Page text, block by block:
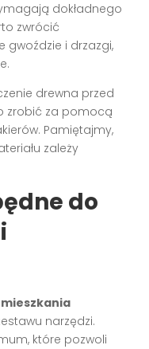
dokładnego
zwrócić
gwoździe i drzazgi,
drewna przed
zrobić za pomocą
Pamiętajmy,
zależy
do
narzędzi.
które pozwoli